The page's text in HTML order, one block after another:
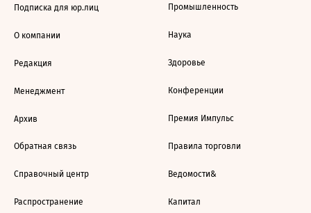
Подписка для юр.лиц
О компании
Редакция
Менеджмент
Архив
Обратная связь
Справочный центр
Распространение
Промышленность
Наука
Здоровье
Конференции
Премия Импульс
Правила торговли
Ведомости&
Капитал